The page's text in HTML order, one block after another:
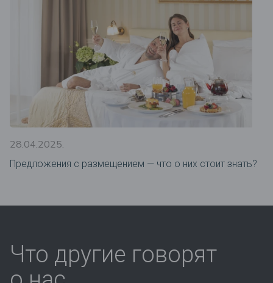
28.04.2025.
Предложения c размещением — что о них стоит знать?
Что другие говорят